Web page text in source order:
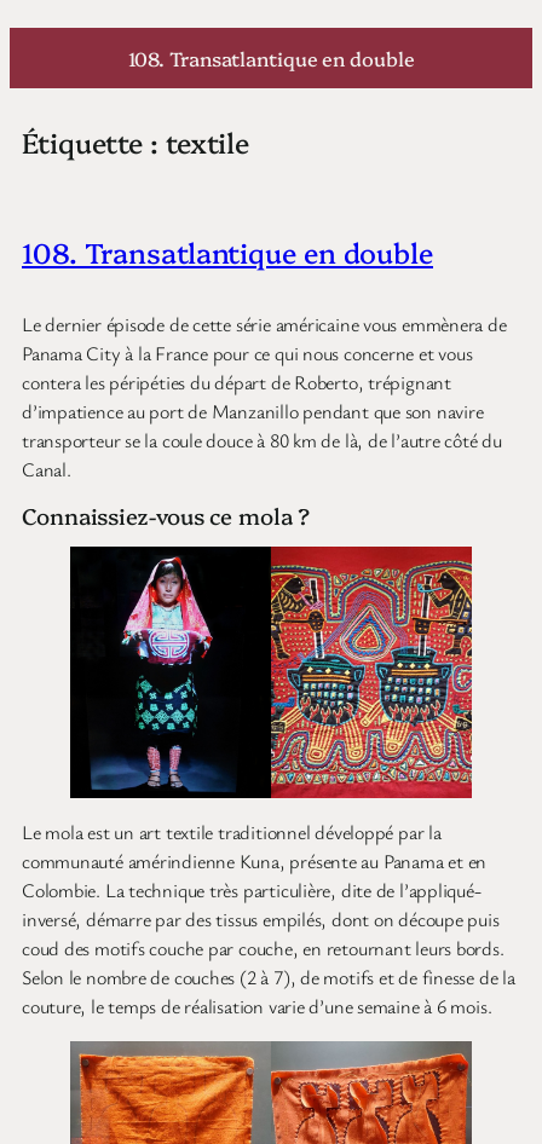
Aller
108. Transatlantique en double
Étiquette : textile
108. Transatlantique en double
Le dernier épisode de cette série américaine vous emmènera de
Panama City à la France pour ce qui nous concerne et vous
contera les péripéties du départ de Roberto, trépignant
d’impatience au port de Manzanillo pendant que son navire
transporteur se la coule douce à 80 km de là, de l’autre côté du
Canal.
Connaissiez-vous ce mola ?
Le mola est un art textile traditionnel développé par la
communauté amérindienne Kuna, présente au Panama et en
Colombie. La technique très particulière, dite de l’appliqué-
inversé, démarre par des tissus empilés, dont on découpe puis
coud des motifs couche par couche, en retournant leurs bords.
Selon le nombre de couches (2 à 7), de motifs et de finesse de la
couture, le temps de réalisation varie d’une semaine à 6 mois.